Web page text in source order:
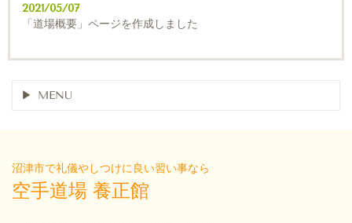
2021/05/07
「道場概要」ページを作成しました
MENU
沼津市で礼儀やしつけに良い習い事なら
空手道場 養正館